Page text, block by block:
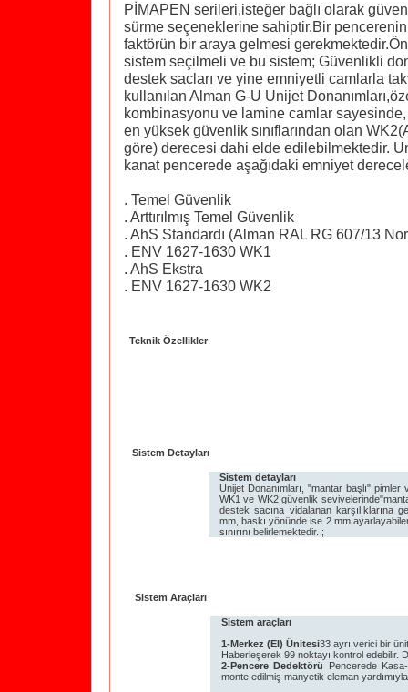
PİMAPEN serileri,isteğer bağlı olarak
sürme seçeneklerine sahiptir.Bir
faktörün bir araya gelmesi
sistem seçilmeli ve bu sistem; Güvenlikli
destek sacları ve yine emniyetli camlarla
kullanılan Alman G-U Unijet
kombinasyonu ve lamine camlar
en yüksek güvenlik sınıflarından olan
göre) derecesi dahi elde edilebilmektedir.
kanat pencerede aşağıdaki emniyet
. Temel Güvenlik
. Arttırılmış Temel Güvenlik
. AhS Standardı (Alman RAL RG 607/13
. ENV 1627-1630 WK1
. AhS Ekstra
. ENV 1627-1630 WK2
Teknik Özellikler
Sistem Detayları
Sistem detayları
Unijet Donanımları, "mantar başlı"
WK1 ve WK2 güvenlik
destek sacına vidalanan karşılıklarına
mm, baskı yönünde ise 2 mm
sınırını belirlemektedir. ;
Sistem Araçları
Sistem araçları
1-Merkez (EI) Ünitesi33 ayrı verici bir
Haberleşerek 99 noktayı kontrol edebilir.
2-Pencere Dedektörü Pencerede
monte edilmiş manyetik eleman